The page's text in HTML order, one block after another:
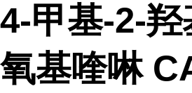
4-甲基-2-羟
氧基喹啉